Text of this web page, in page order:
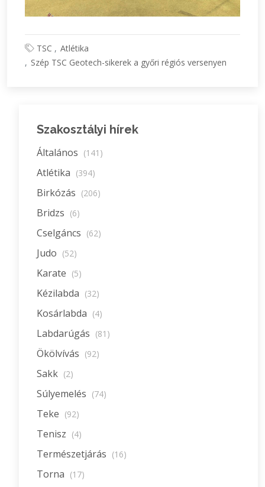
TSC
Atlétika
Szép TSC Geotech-sikerek a győri régiós versenyen
Szakosztályi hírek
Általános (141)
Atlétika (394)
Birkózás (206)
Bridzs (6)
Cselgáncs (62)
Judo (52)
Karate (5)
Kézilabda (32)
Kosárlabda (4)
Labdarúgás (81)
Ökölvívás (92)
Sakk (2)
Súlyemelés (74)
Teke (92)
Tenisz (4)
Természetjárás (16)
Torna (17)